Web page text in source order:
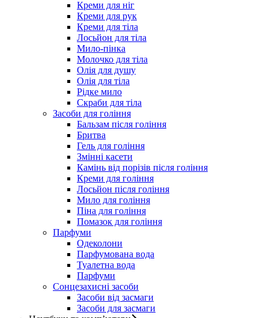
Креми для ніг
Креми для рук
Креми для тіла
Лосьйон для тіла
Мило-пінка
Молочко для тіла
Олія для душу
Олія для тіла
Рідке мило
Скраби для тіла
Засоби для гоління
Бальзам після гоління
Бритва
Гель для гоління
Змінні касети
Камінь від порізів після гоління
Креми для гоління
Лосьйон після гоління
Мило для гоління
Піна для гоління
Помазок для гоління
Парфуми
Одеколони
Парфумована вода
Туалетна вода
Парфуми
Сонцезахисні засоби
Засоби від засмаги
Засоби для засмаги